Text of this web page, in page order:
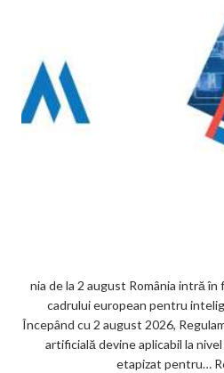
nia de la 2 august România intră în
cadrului european pentru
Începând cu 2 august 2026,
artificială devine aplicabil la
etapizat pentru…